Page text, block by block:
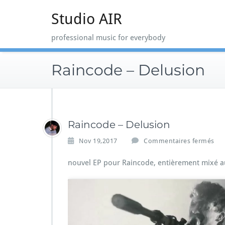
Studio AIR
professional music for everybody
Raincode – Delusion
Raincode – Delusion
Nov 19,2017 Commentaires fermés
r
a
n
c
o
nouvel EP pour Raincode, entièrement mixé